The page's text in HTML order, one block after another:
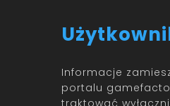
Informacje
portalu
traktować